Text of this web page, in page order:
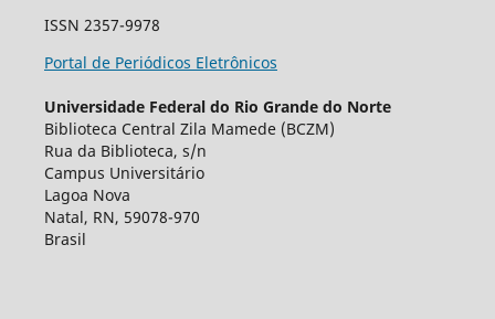
ISSN 2357-9978
Portal de Periódicos Eletrônicos
Universidade Federal do Rio Grande do Norte
Biblioteca Central Zila Mamede (BCZM)
Rua da Biblioteca, s/n
Campus Universitário
Lagoa Nova
Natal, RN, 59078-970
Brasil